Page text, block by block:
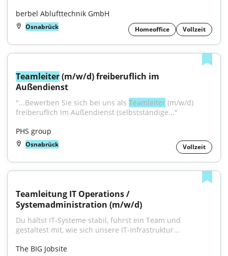
berbel Ablufttechnik GmbH
Osnabrück Homeoffice Vollzeit
Teamleiter (m/w/d) freiberuflich im
Außendienst
"...Bewerben Sie sich bei uns als Teamleiter (m/w/d)
freiberuflich im Außendienst (selbstständige..."
PHS group
Osnabrück Vollzeit
Teamleitung IT Operations /
Systemadministration (m/w/d)
Du hältst IT-Systeme stabil, führst ein Team und
gestaltest mit, wie sich unsere IT-Infrastruktur...
The BIG Jobsite